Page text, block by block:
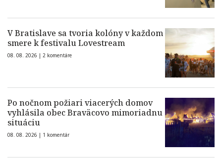
V Bratislave sa tvoria kolóny v každom
smere k festivalu Lovestream
08. 08. 2026 | 2 komentáre
Po nočnom požiari viacerých domov
vyhlásila obec Braväcovo mimoriadnu
situáciu
08. 08. 2026 | 1 komentár